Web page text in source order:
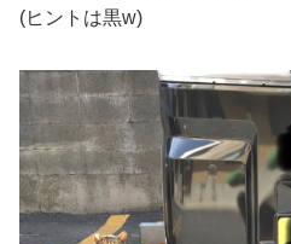
(ヒントは黒w)